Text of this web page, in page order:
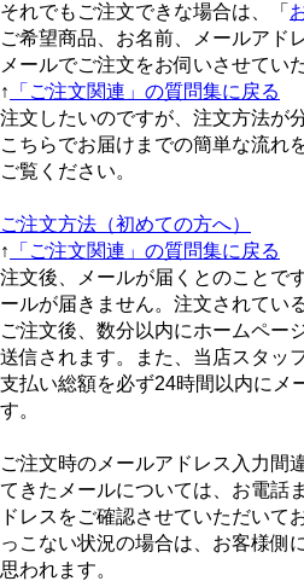
それでもご注文できな場合は、「
ご希望商品、お名前、メールアド
メールでご注文をお伺いさせてい
↑
「ご注文関連」の質問集に戻る
注文したいのですが、注文方法が
こちらでお届けまでの簡単な流れ
ご覧ください。
ご注文方法（初めての方へ）
↑
「ご注文関連」の質問集に戻る
注文後、メールが届くとのことで
ールが届きません。注文されてい
ご注文後、数分以内にホームペー
送信されます。また、当店スタッ
支払い総額を必ず24時間以内にメ
す。
ご注文時のメールアドレス入力間
てきたメールについては、お電話
ドレスをご確認させていただいて
っこない状況の場合は、お客様側
思われます。